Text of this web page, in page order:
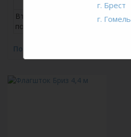
Вторые и
последующие
Подробнее
г. Брест
г. Гомель